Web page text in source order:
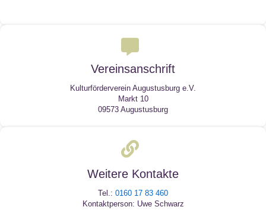
Vereinsanschrift
Kulturförderverein Augustusburg e.V.
Markt 10
09573 Augustusburg
Weitere Kontakte
Tel.: 0160 17 83 460
Kontaktperson: Uwe Schwarz